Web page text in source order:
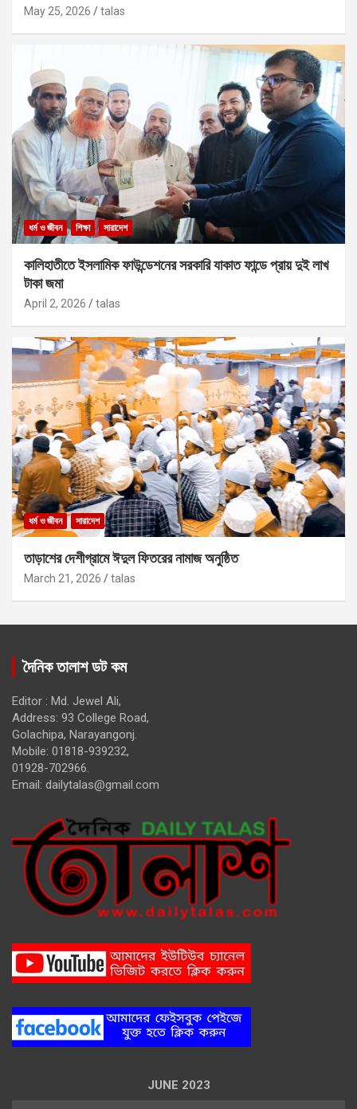
May 25, 2026 talas
ধর্ম ও জীবন শিক্ষা সারাদেশ
কালিহাতীতে ইসলামিক ফাউন্ডেশনের সরকারি যাকাত ফান্ডে প্রায় দুই লাখ
টাকা জমা
April 2, 2026 talas
ধর্ম ও জীবন সারাদেশ
তাড়াশের দেশীগ্রামে ঈদুল ফিতরের নামাজ অনুষ্ঠিত
March 21, 2026 talas
দৈনিক তালাশ ডট কম
Editor : Md. Jewel Ali,
Address: 93 College Road,
Golachipa, Narayangonj.
Mobile: 01818-939232,
01928-702966.
Email: dailytalas@gmail.com
JUNE 2023